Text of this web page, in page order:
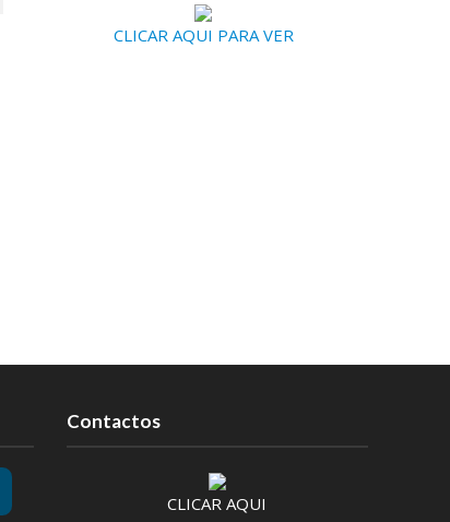
CLICAR AQUI PARA VER
Contactos
CLICAR AQUI